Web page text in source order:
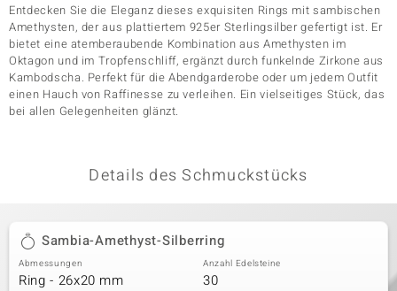
Entdecken Sie die Eleganz dieses exquisiten Rings mit sambischen
Amethysten, der aus plattiertem 925er Sterlingsilber gefertigt ist. Er
bietet eine atemberaubende Kombination aus Amethysten im
Oktagon und im Tropfenschliff, ergänzt durch funkelnde Zirkone aus
Kambodscha. Perfekt für die Abendgarderobe oder um jedem Outfit
einen Hauch von Raffinesse zu verleihen. Ein vielseitiges Stück, das
bei allen Gelegenheiten glänzt.
Details des Schmuckstücks
Sambia-Amethyst-Silberring
Abmessungen
Ring - 26x20 mm
Anzahl Edelsteine
30